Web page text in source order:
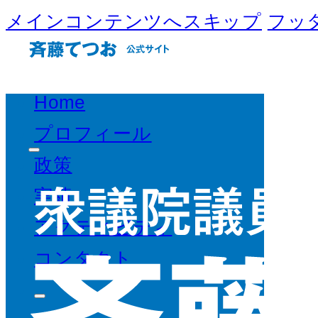
メインコンテンツへスキップ フッ
Home
プロフィール
政策
実績
アクティビティ
コンタクト